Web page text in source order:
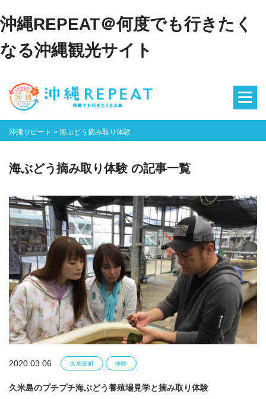
沖縄REPEAT＠何度でも行きたく
なる沖縄観光サイト
沖縄リピート > 海ぶどう摘み取り体験
海ぶどう摘み取り体験 の記事一覧
2020.03.06 久米島町 体験
久米島のプチプチ海ぶどう養殖場見学と摘み取り体験